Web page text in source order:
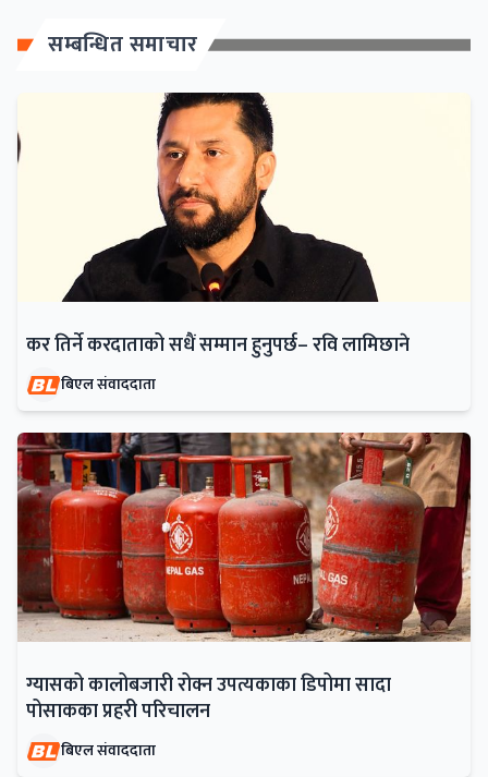
सम्बन्धित समाचार
कर तिर्ने करदाताको सधैं सम्मान हुनुपर्छ– रवि लामिछाने
बिएल संवाददाता
ग्यासको कालोबजारी रोक्न उपत्यकाका डिपोमा सादा
पोसाकका प्रहरी परिचालन
बिएल संवाददाता